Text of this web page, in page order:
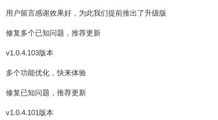
用户留言感谢效果好，为此我们提前推出了升级版
修复多个已知问题，推荐更新
v1.0.4.103版本
多个功能优化，快来体验
修复已知问题，推荐更新
v1.0.4.101版本